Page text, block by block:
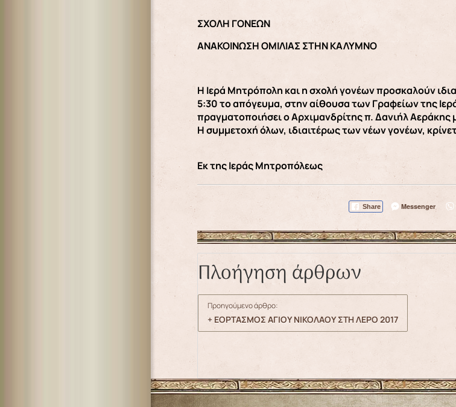
ΣΧΟΛΗ ΓΟΝΕΩΝ
ΑΝΑΚΟΙΝΩΣΗ ΟΜΙΛΙΑΣ ΣΤΗΝ ΚΑΛΥΜΝΟ
Η Ιερά Μητρόπολη και η σχολή γονέων προσκαλούν
5:30 το απόγευμα, στην αίθουσα των Γραφείων της
πραγματοποιήσει ο Αρχιμανδρίτης π. Δανιήλ
Η συμμετοχή όλων, ιδιαιτέρως των νέων γονέων,
Εκ της Ιεράς Μητροπόλεως
Share Messenger
Πλοήγηση άρθρων
Προηγούμενο άρθρο:
+ ΕΟΡΤΑΣΜΟΣ ΑΓΙΟΥ ΝΙΚΟΛΑΟΥ ΣΤΗ ΛΕΡΟ 2017